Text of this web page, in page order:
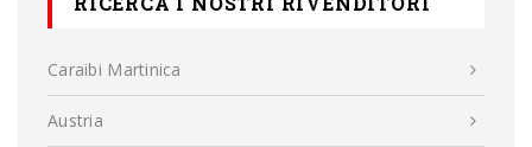
Caraibi Martinica
Austria